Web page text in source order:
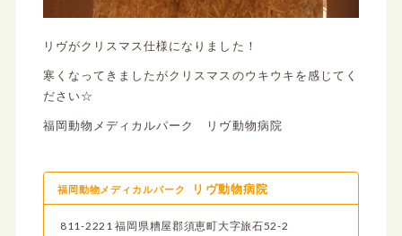
リヴがクリスマス仕様になりました！
寒くなってきましたがクリスマスのウキウキを感じてく
ださい☆
福岡動物メディカルパーク リヴ動物病院
福岡動物メディカルパーク リヴ動物病院
811-2221 福岡県糟屋郡須恵町大字旅石52-2